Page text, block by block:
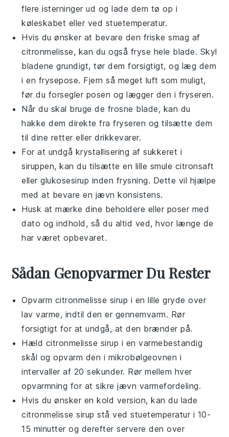
flere isterninger ud og lade dem tø op i
køleskabet eller ved stuetemperatur.
Hvis du ønsker at bevare den friske smag af
citronmelisse, kan du også fryse hele blade. Skyl
bladene grundigt, tør dem forsigtigt, og læg dem
i en frysepose. Fjern så meget luft som muligt,
før du forsegler posen og lægger den i fryseren.
Når du skal bruge de frosne blade, kan du
hakke dem direkte fra fryseren og tilsætte dem
til dine retter eller drikkevarer.
For at undgå krystallisering af sukkeret i
siruppen, kan du tilsætte en lille smule citronsaft
ellerglukosesirup inden frysning. Dette vil hjælpe
med at bevare en jævn konsistens.
Husk at mærke dine beholdere eller poser med
dato og indhold, så du altid ved, hvor længe de
har været opbevaret.
Sådan Genopvarmer Du Rester
Opvarm citronmelisse sirup i en lille gryde over
lav varme, indtil den er gennemvarm. Rør
forsigtigt for at undgå, at den brænder på.
Hæld citronmelisse sirup i en varmebestandig
skål og opvarm den i mikrobølgeovnen i
intervaller af 20 sekunder. Rør mellem hver
opvarmning for at sikre jævn varmefordeling.
Hvis du ønsker en kold version, kan du lade
citronmelisse sirup stå ved stuetemperatur i 10-
15 minutter og derefter servere den over